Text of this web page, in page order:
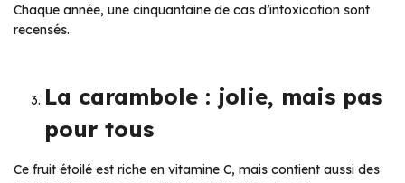
Chaque année, une cinquantaine de cas d’intoxication sont
recensés.
La carambole : jolie, mais pas
pour tous
Ce fruit étoilé est riche en vitamine C, mais contient aussi des